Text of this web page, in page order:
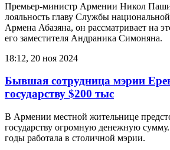
Премьер-министр Армении Никол
лояльность главу Службы
Армена Абазяна, он рассматривает на
его заместителя Андраника Симоняна.
18:12, 20 ноя 2024
Бывшая сотрудница мэрии
государству $200 тыс
В Армении местной жительнице
государству огромную денежную
годы работала в столичной мэрии.